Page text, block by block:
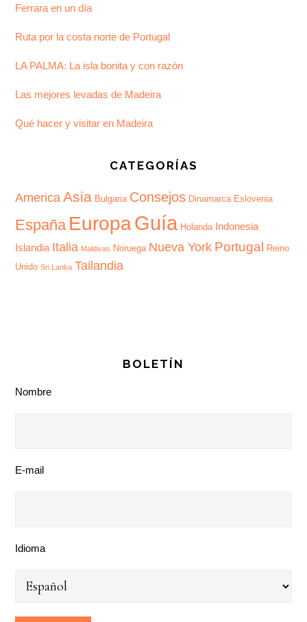
Ferrara en un día
Ruta por la costa norte de Portugal
LA PALMA: La isla bonita y con razón
Las mejores levadas de Madeira
Qué hacer y visitar en Madeira
CATEGORÍAS
America Asia Bulgaria Consejos Dinamarca Eslovenia
España EuropaGuía Holanda Indonesia
Islandia Italia Maldivas Noruega Nueva York Portugal Reino
Unido Sri Lanka Tailandia
BOLETÍN
Nombre
E-mail
Idioma